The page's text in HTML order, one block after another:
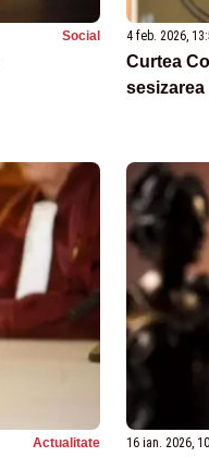
Social 4 feb. 2026,
Curtea
Actualitate 16 ian. 2026,